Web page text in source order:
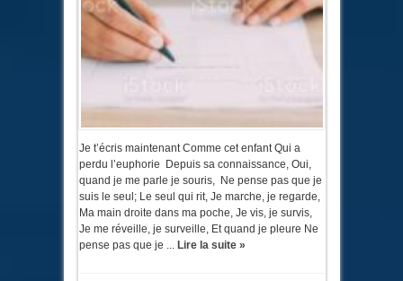
Je t’écris maintenant Comme cet enfant Qui a
perdu l’euphorie Depuis sa connaissance, Oui,
quand je me parle je souris, Ne pense pas que je
suis le seul; Le seul qui rit, Je marche, je regarde,
Ma main droite dans ma poche, Je vis, je survis,
Je me réveille, je surveille, Et quand je pleure Ne
pense pas que je ... Lire la suite »